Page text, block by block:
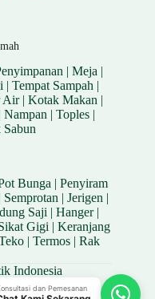
|Meja |
|Tempat Sampah |
Air|Kotak Makan |
Nampan| Toples|
Bunga |Penyiram
Semprotan| Jerigen|
Saji| Hanger|
Gigi |Keranjang
| Termos| Rak
Indonesia
dan Pemesanan